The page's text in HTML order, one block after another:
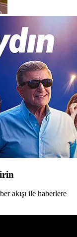
akışı ile haberlere